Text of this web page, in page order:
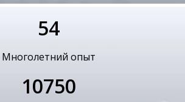
54
Многолетний опыт
10750